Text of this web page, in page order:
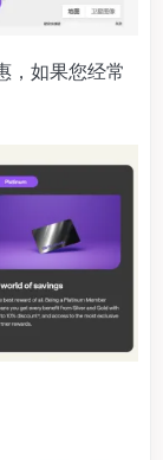
，如果您经常